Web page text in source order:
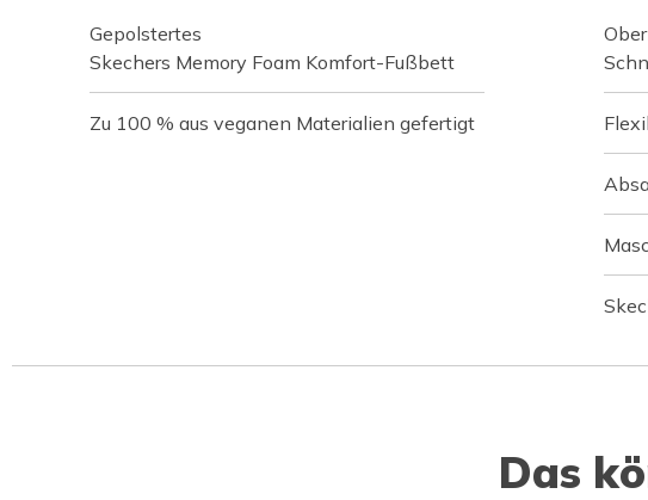
Gepolstertes
Skechers Memory Foam Komfort-Fußbett
Zu 100 % aus veganen Materialien gefertigt
Das